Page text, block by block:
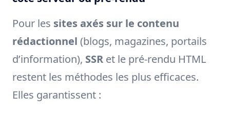
Pour les sites axés sur le contenu
rédactionnel (blogs, magazines, portails
d’information), SSR et le pré-rendu HTML
restent les méthodes les plus efficaces.
Elles garantissent :